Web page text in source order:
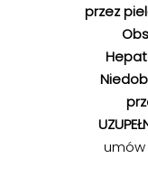
przez
umów